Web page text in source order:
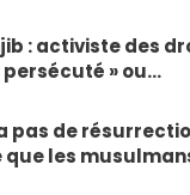
: activiste des
persécuté » ou…
pas de
que les